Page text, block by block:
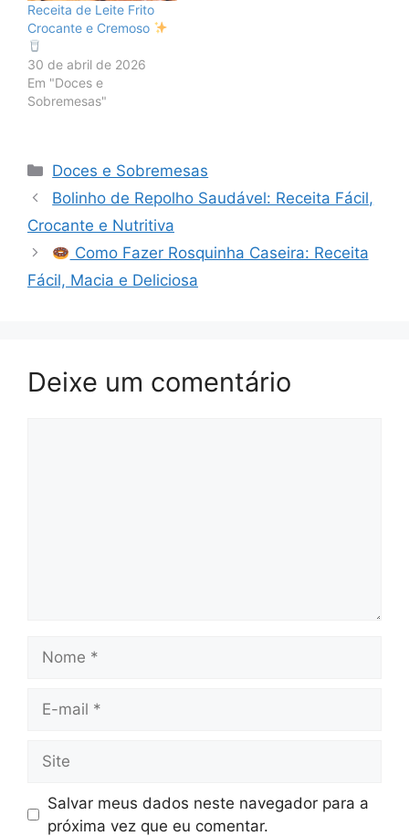
Receita de Leite Frito
Crocante e Cremoso
30 de abril de 2026
Em "Doces e
Sobremesas"
Categorias
Doces e Sobremesas
Bolinho de Repolho Saudável: Receita Fácil,
Crocante e Nutritiva
Como Fazer Rosquinha Caseira: Receita
Fácil, Macia e Deliciosa
Deixe um comentário
mail
Salvar meus dados neste navegador para a
próxima vez que eu comentar.